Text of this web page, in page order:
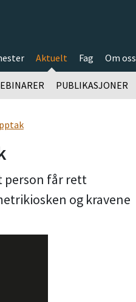
Aktuelt
PUBLIKASJONER
Fag Om oss
person får rett
og kravene